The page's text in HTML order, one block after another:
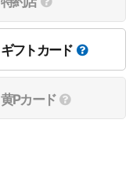
ギフトカード
黄Pカード